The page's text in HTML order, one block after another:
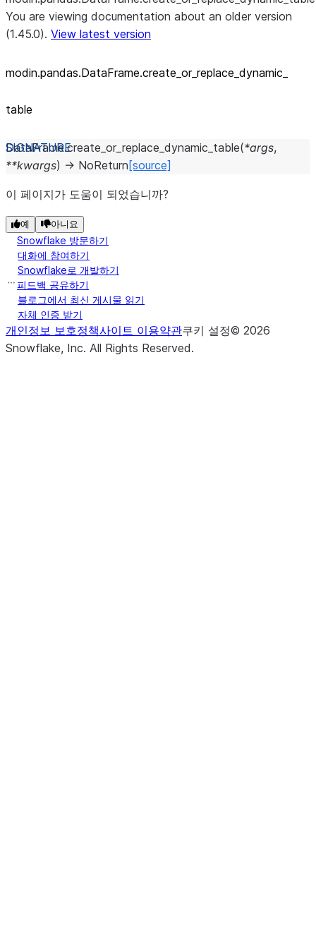
You are viewing documentation about an older version
(1.45.0). View latest version
modin.pandas.DataFrame.create_ or_ replace_ dynamic_
table
DataFrame.create_or_replace_dynamic_table(*args,
**kwargs) → NoReturn [source]
이 페이지가 도움이 되었습니까?
예 아니요
Snowflake 방문하기
대화에 참여하기
Snowflake로 개발하기
피드백 공유하기
블로그에서 최신 게시물 읽기
자체 인증 받기
개인정보 보호정책사이트 이용약관쿠키 설정© 2026
Snowflake, Inc. All Rights Reserved.